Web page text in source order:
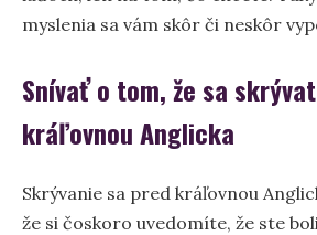
myslenia sa vám skôr či neskôr
Snívať o tom, že sa
kráľovnou Anglicka
Skrývanie sa pred kráľovnou
že si čoskoro uvedomíte, že ste